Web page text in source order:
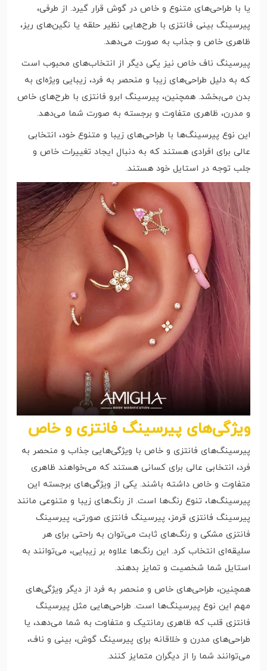
یا با طراحی‌های متنوع و خاص در گوش قرار گیرد. از طرفی،
پیرسینگ بینی فانتزی با طرح‌هایی نظیر حلقه یا نگین‌های ریز،
ظاهری خاص و جذاب به صورت می‌دهد.
پیرسینگ ناف خاص نیز یکی دیگر از انتخاب‌های محبوب است
که به دلیل طراحی‌های زیبا و منحصر به فرد، زیبایی ویژه‌ای به
بدن می‌بخشد. همچنین، پیرسینگ ابرو فانتزی با طرح‌های خاص
و مدرن، ظاهری متفاوت و برجسته به صورت شما می‌دهد.
این نوع پیرسینگ‌ها با طراحی‌های زیبا و متنوع خود، انتخابی
عالی برای افرادی هستند که به دنبال ایجاد تغییرات خاص و
جلب توجه در استایل خود هستند.
ویژگی‌های پیرسینگ فانتزی و خاص
پیرسینگ‌های فانتزی و خاص با ویژگی‌هایی جذاب و منحصر به
فرد، انتخابی عالی برای کسانی هستند که می‌خواهند ظاهری
متفاوت و خاص داشته باشند. یکی از ویژگی‌های برجسته این
پیرسینگ‌ها، تنوع رنگ‌ها است. از رنگ‌های زیبا و متنوعی مانند
پیرسینگ فانتزی قرمز، پیرسینگ فانتزی صورتی، پیرسینگ
فانتزی مشکی و رنگ‌های ثابت می‌توان به راحتی برای هر
سلیقه‌ای انتخاب کرد. این رنگ‌ها علاوه بر زیبایی، می‌توانند به
استایل شما شخصیت و تمایز بدهند.
همچنین، طراحی‌های خاص و منحصر به فرد از دیگر ویژگی‌های
مهم این نوع پیرسینگ‌ها است. طراحی‌هایی مثل پیرسینگ
فانتزی قلب که ظاهری رمانتیک و متفاوت به شما می‌دهد، یا
طراحی‌های مدرن و خلاقانه برای پیرسینگ گوش، بینی و ناف،
می‌توانند شما را از دیگران متمایز کنند.